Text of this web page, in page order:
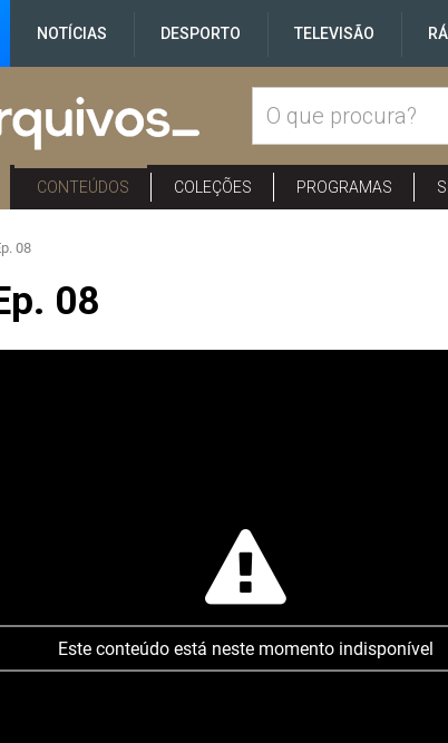
NOTÍCIAS DESPORTO TELEVISÃO
CONTEÚDOS COLEÇÕES PROGRAMAS
08
08
Este conteúdo está neste momento indisponível